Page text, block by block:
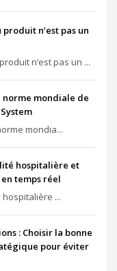
n’est pas un
n’est pas un ...
norme mondiale de
mondia...
hospitalière et
temps réel
...
: Choisir la bonne
pour éviter